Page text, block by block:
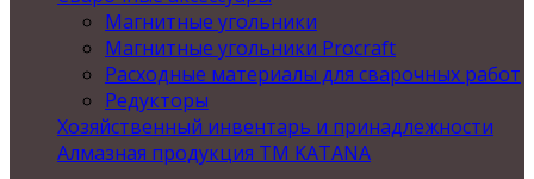
Магнитные угольники
Магнитные угольники Procraft
Расходные материалы для сварочных работ
Редукторы
Хозяйственный инвентарь и принадлежности
Алмазная продукция ТМ KATANA